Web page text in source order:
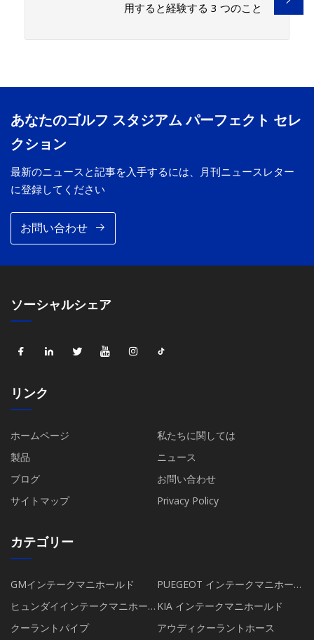
用すると経験する 3 つのこと
あなたのゴルフ スタジアム パーフェクト セレ
クション
最新のニュースと記事を入手するには、月刊ニュースレター
に登録してください
お問い合わせ
ソーシャルシェア
リンク
ホームページ
私たちに関しては
製品
ニュース
ブログ
お問い合わせ
サイトマップ
Privacy Policy
カテゴリー
GMインテークマニホールド
PUEGEOT インテークマニホール
ド
ヒュンダイインテークマニホー
ルド
KIA インテークマニホールド
クーラントパイプ
アウディクーラントホース